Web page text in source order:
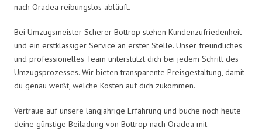
nach Oradea reibungslos abläuft.
Bei Umzugsmeister Scherer Bottrop stehen Kundenzufriedenheit
und ein erstklassiger Service an erster Stelle. Unser freundliches
und professionelles Team unterstützt dich bei jedem Schritt des
Umzugsprozesses. Wir bieten transparente Preisgestaltung, damit
du genau weißt, welche Kosten auf dich zukommen.
Vertraue auf unsere langjährige Erfahrung und buche noch heute
deine günstige Beiladung von Bottrop nach Oradea mit